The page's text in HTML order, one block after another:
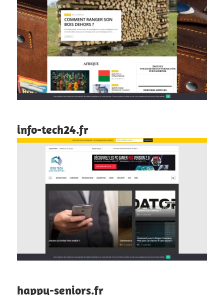
info-tech24.fr
happy-seniors.fr